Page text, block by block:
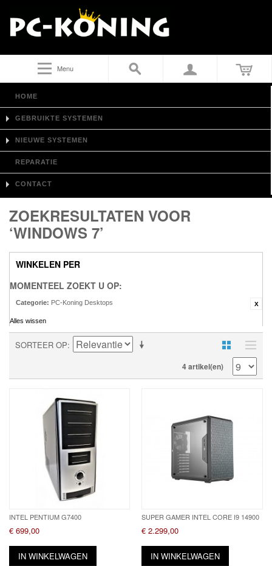
Menu
HOME
GEBRUIKTE SYSTEMEN
NIEUWE SYSTEMEN
REPARATIE
CONTACT
ZOEKRESULTATEN VOOR
‘WINDOWS 7’
WINKELEN PER
MOMENTEEL ZOEKT U OP:
Categorie: PC-Koning Desktops
Alles wissen
SORTEER OP
4 artikel(en)
INTEL PENTIUM G7400
€ 699,00
IN WINKELWAGEN
SUPER GAMER INTEL CORE I9 14900
€ 2.299,00
IN WINKELWAGEN